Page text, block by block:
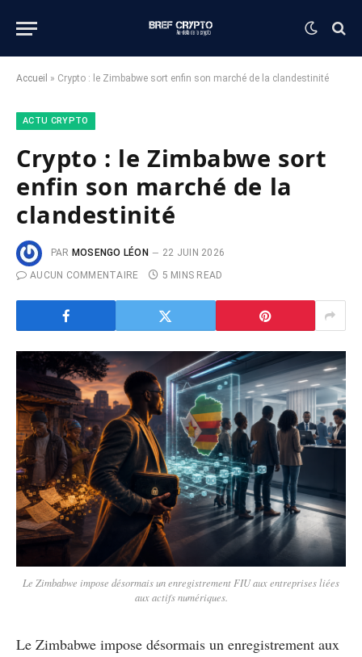
Accueil » Crypto : le Zimbabwe sort enfin son marché de la clandestinité
ACTU CRYPTO
Crypto : le Zimbabwe sort
enfin son marché de la
clandestinité
PAR MOSENGO LÉON
22 JUIN 2026
AUCUN COMMENTAIRE
5 MINS READ
Le Zimbabwe impose désormais un enregistrement FIU aux entreprises liées
aux actifs numériques.
Le Zimbabwe impose désormais un enregistrement aux